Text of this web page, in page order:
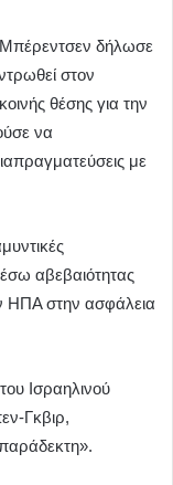
δήλωσε
στον
θέσης για την
να
με
αβεβαιότητας
ΗΠΑ στην ασφάλεια
Ισραηλινού
Γκβιρ,